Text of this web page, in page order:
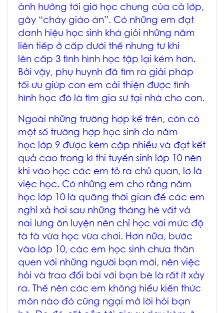
ảnh hưởng tới giờ học chung của cả lớp,
gây “cháy giáo án”. Có những em đạt
danh hiệu học sinh khá giỏi những năm
liên tiếp ở cấp dưới thế nhưng tư khi
lên cấp 3 tình hình học tập lại kém hơn.
Bởi vậy, phụ huynh đã tìm ra giải pháp
tối ưu giúp con em cải thiện được tình
hình học đó là tìm gia sư tại nhà cho con.
Ngoài những trường hợp kể trên, còn có
một số trường hợp học sinh do năm
học lớp 9 được kèm cặp nhiều và đạt kết
quả cao trong kì thi tuyển sinh lớp 10 nên
khi vào học các em tỏ ra chủ quan, lơ là
việc học. Có những em cho rằng năm
học lớp 10 là quãng thời gian để các em
nghỉ xả hơi sau những tháng hè vất vả
nai lưng ôn luyện nên chỉ học với mức độ
tà tà vừa học vừa chơi. Hơn nữa, bước
vào lớp 10, các em học sinh chưa thân
quen với những người bạn mới, nên việc
hỏi và trao đổi bài với bạn bè là rất ít xảy
ra. Thế nên các em không hiểu kiến thức
môn nào đó cũng ngại mở lời hỏi bạn